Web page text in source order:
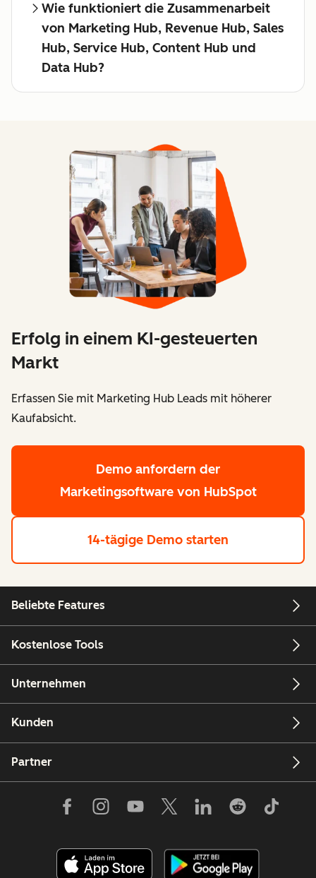
Wie funktioniert die Zusammenarbeit
von Marketing Hub, Revenue Hub, Sales
Hub, Service Hub, Content Hub und
Data Hub?
Erfolg in einem KI-gesteuerten
Markt
Erfassen Sie mit Marketing Hub Leads mit höherer
Kaufabsicht.
Demo anfordern der
Marketingsoftware von HubSpot
14-tägige Demo starten
Beliebte Features
Kostenlose Tools
Unternehmen
Kunden
Partner